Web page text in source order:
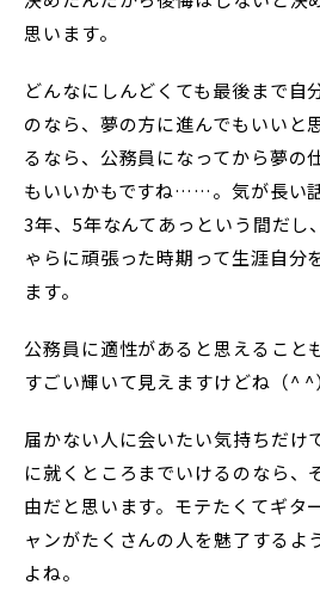
思います。
どんなにしんどくても最後まで自
のなら、夢の方に進んでもいいと
るなら、公務員になってから夢の
もいいかもですね……。気が長い
3年、5年なんてあっという間だし
ゃらに頑張った時期って生涯自分
ます。
公務員に適性があると思えること
すごい輝いて見えますけどね（^ ^
届かない人に会いたい気持ちだけ
に就くところまでいけるのなら、
由だと思います。モテたくてギタ
ャンがたくさんの人を魅了するよ
よね。